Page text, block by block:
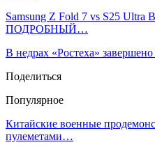
Samsung Z Fold 7 vs S25
ПОДРОБНЫЙ…
В недрах «Ростеха»
Поделиться
Популярное
Китайские военные
пулеметами…